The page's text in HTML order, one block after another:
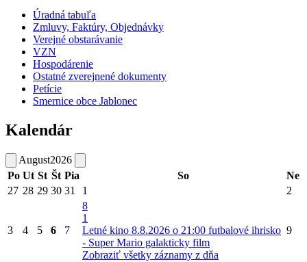
Úradná tabuľa
Zmluvy, Faktúry, Objednávky
Verejné obstarávanie
VZN
Hospodárenie
Ostatné zverejnené dokumenty
Petície
Smernice obce Jablonec
Kalendár
August2026
Po Ut St Št Pia So
Ne
27 28 29 30 31 1 2
3 4 5 6 7
8
1
Letné kino 8.8.2026 o 21:00 futbalové ihrisko
- Super Mario galakticky film
Zobraziť všetky záznamy z dňa
9